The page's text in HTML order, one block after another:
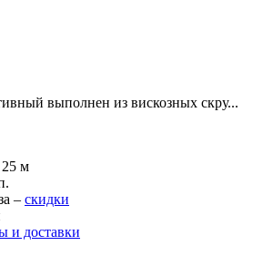
выполнен из вискозных скру...
25 м
– скидки
и доставки